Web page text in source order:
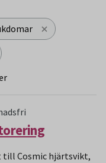
till Cosmic hjärtsvikt,